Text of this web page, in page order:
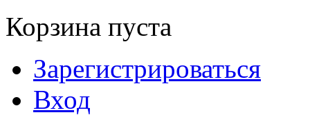
Корзина пуста
Зарегистрироваться
Вход